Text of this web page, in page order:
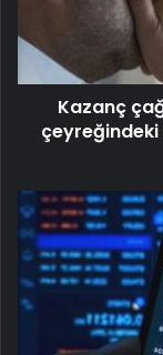
Kazanç
çeyreğindeki